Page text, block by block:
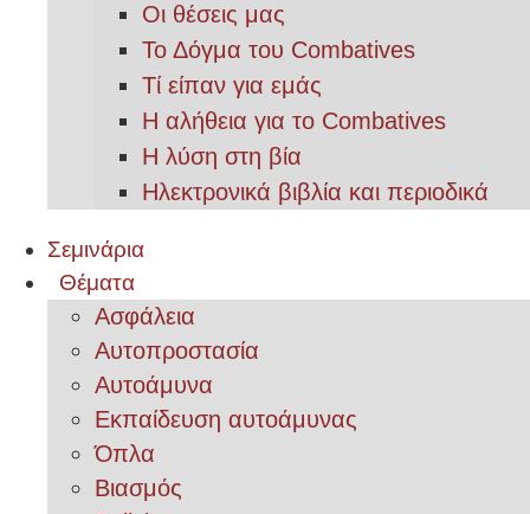
Οι θέσεις μας
Το Δόγμα του Combatives
Τί είπαν για εμάς
Η αλήθεια για το Combatives
Η λύση στη βία
Ηλεκτρονικά βιβλία και περιοδικά
Σεμινάρια
Θέματα
Ασφάλεια
Αυτοπροστασία
Αυτοάμυνα
Εκπαίδευση αυτοάμυνας
Όπλα
Βιασμός